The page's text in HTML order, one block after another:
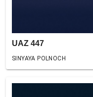
UAZ 447
SINYAYA POLNOCH